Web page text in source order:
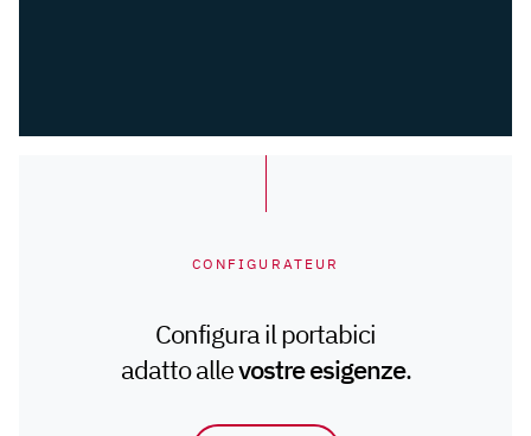
CONFIGURATEUR
Configura il portabici
adatto allevostre esigenze.